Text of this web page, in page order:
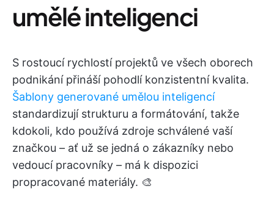
umělé inteligenci
S rostoucí rychlostí projektů ve všech oborech
podnikání přináší pohodlí konzistentní kvalita.
Šablony generované umělou inteligencí
standardizují strukturu a formátování, takže
kdokoli, kdo používá zdroje schválené vaší
značkou – ať už se jedná o zákazníky nebo
vedoucí pracovníky – má k dispozici
propracované materiály. 🎨